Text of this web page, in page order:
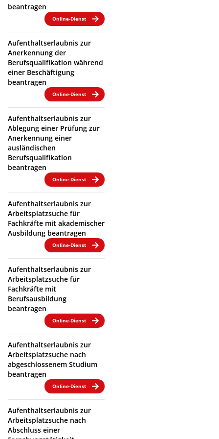
beantragen
Online-Dienst
Aufenthaltserlaubnis zur
Anerkennung der
Berufsqualifikation während
einer Beschäftigung
beantragen
Online-Dienst
Aufenthaltserlaubnis zur
Ablegung einer Prüfung zur
Anerkennung einer
ausländischen
Berufsqualifikation
beantragen
Online-Dienst
Aufenthaltserlaubnis zur
Arbeitsplatzsuche für
Fachkräfte mit akademischer
Ausbildung beantragen
Online-Dienst
Aufenthaltserlaubnis zur
Arbeitsplatzsuche für
Fachkräfte mit
Berufsausbildung
beantragen
Online-Dienst
Aufenthaltserlaubnis zur
Arbeitsplatzsuche nach
abgeschlossenem Studium
beantragen
Online-Dienst
Aufenthaltserlaubnis zur
Arbeitsplatzsuche nach
Abschluss einer